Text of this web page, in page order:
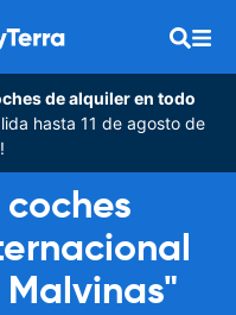
de alquiler en todo
hasta 11 de agosto de